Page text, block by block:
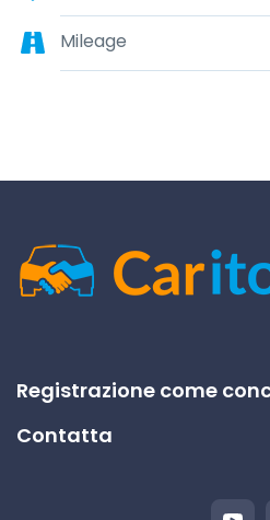
Mileage
Registrazione come
Contatta